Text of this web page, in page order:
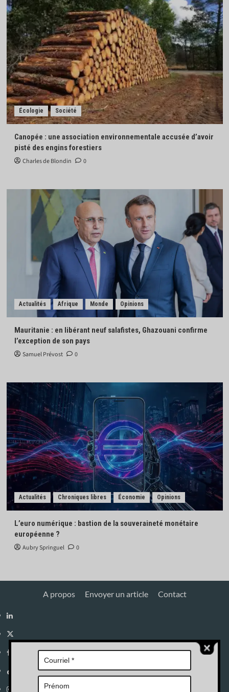
Écologie Société
Canopée : une association environnementale accusée d’avoir
pisté des engins forestiers
Charles de Blondin 0
Actualités Afrique Monde Opinions
Mauritanie : en libérant neuf salafistes, Ghazouani confirme
l’exception de son pays
Samuel Prévost 0
Actualités Chroniques libres Économie Opinions
L’euro numérique : bastion de la souveraineté monétaire
européenne ?
Aubry Springuel 0
A propos Envoyer un article Contact
Linkedin
X
Facebook
Tik
Tok
Instagram